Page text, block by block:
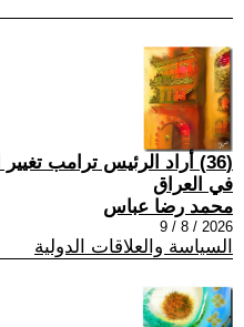
(36) أراد الرئيس ترامب
في العراق
محمد رضا عباس
2026 / 8 / 9
السياسة والعلاقات الدولية